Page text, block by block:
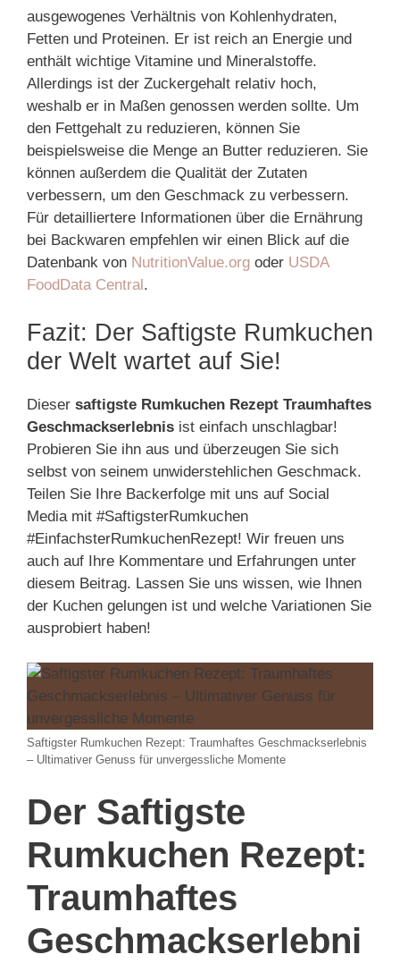
ausgewogenes Verhältnis von Kohlenhydraten,
Fetten und Proteinen. Er ist reich an Energie und
enthält wichtige Vitamine und Mineralstoffe.
Allerdings ist der Zuckergehalt relativ hoch,
weshalb er in Maßen genossen werden sollte. Um
den Fettgehalt zu reduzieren, können Sie
beispielsweise die Menge an Butter reduzieren. Sie
können außerdem die Qualität der Zutaten
verbessern, um den Geschmack zu verbessern.
Für detailliertere Informationen über die Ernährung
bei Backwaren empfehlen wir einen Blick auf die
Datenbank von NutritionValue.org oder USDA
FoodData Central.
Fazit: Der Saftigste Rumkuchen
der Welt wartet auf Sie!
Dieser saftigste Rumkuchen Rezept Traumhaftes
Geschmackserlebnis ist einfach unschlagbar!
Probieren Sie ihn aus und überzeugen Sie sich
selbst von seinem unwiderstehlichen Geschmack.
Teilen Sie Ihre Backerfolge mit uns auf Social
Media mit #SaftigsterRumkuchen
#EinfachsterRumkuchenRezept! Wir freuen uns
auch auf Ihre Kommentare und Erfahrungen unter
diesem Beitrag. Lassen Sie uns wissen, wie Ihnen
der Kuchen gelungen ist und welche Variationen Sie
ausprobiert haben!
Saftigster Rumkuchen Rezept: Traumhaftes Geschmackserlebnis
– Ultimativer Genuss für unvergessliche Momente
Der Saftigste
Rumkuchen Rezept:
Traumhaftes
Geschmackserlebni